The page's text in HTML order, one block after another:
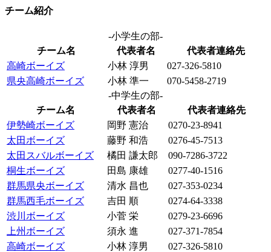
チーム紹介
-小学生の部-
チーム名
代表者名
代表者連絡先
高崎ボーイズ
小林 淳男
027-326-5810
県央高崎ボーイズ
小林 準一
070-5458-2719
-中学生の部-
チーム名
代表者名
代表者連絡先
伊勢崎ボーイズ
岡野 憲治
0270-23-8941
太田ボーイズ
藤野 和浩
0276-45-7513
太田スバルボーイズ
橘田 謙太郎
090-7286-3722
桐生ボーイズ
田島 康雄
0277-40-1516
群馬県央ボーイズ
清水 昌也
027-353-0234
群馬西毛ボーイズ
吉田 順
0274-64-3338
渋川ボーイズ
小菅 栄
0279-23-6696
上州ボーイズ
須永 進
027-371-7854
高崎ボーイズ
小林 淳男
027-326-5810